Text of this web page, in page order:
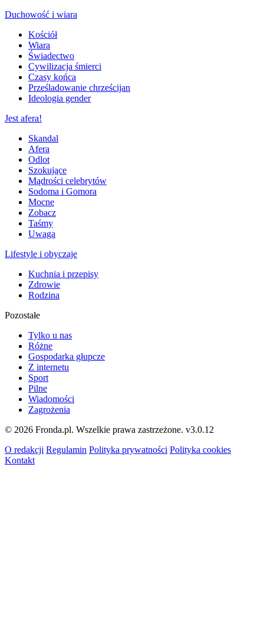
Duchowość i wiara
Kościół
Wiara
Świadectwo
Cywilizacja śmierci
Czasy końca
Prześladowanie chrześcijan
Ideologia gender
Jest afera!
Skandal
Afera
Odlot
Szokujące
Mądrości celebrytów
Sodoma i Gomora
Mocne
Zobacz
Taśmy
Uwaga
Lifestyle i obyczaje
Kuchnia i przepisy
Zdrowie
Rodzina
Pozostałe
Tylko u nas
Różne
Gospodarka głupcze
Z internetu
Sport
Pilne
Wiadomości
Zagrożenia
© 2026 Fronda.pl. Wszelkie prawa zastrzeżone. v3.0.12
O redakcji Regulamin Polityka prywatności Polityka cookies
Kontakt